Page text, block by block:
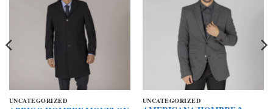
UNCATEGORIZED UNCATEGORIZED